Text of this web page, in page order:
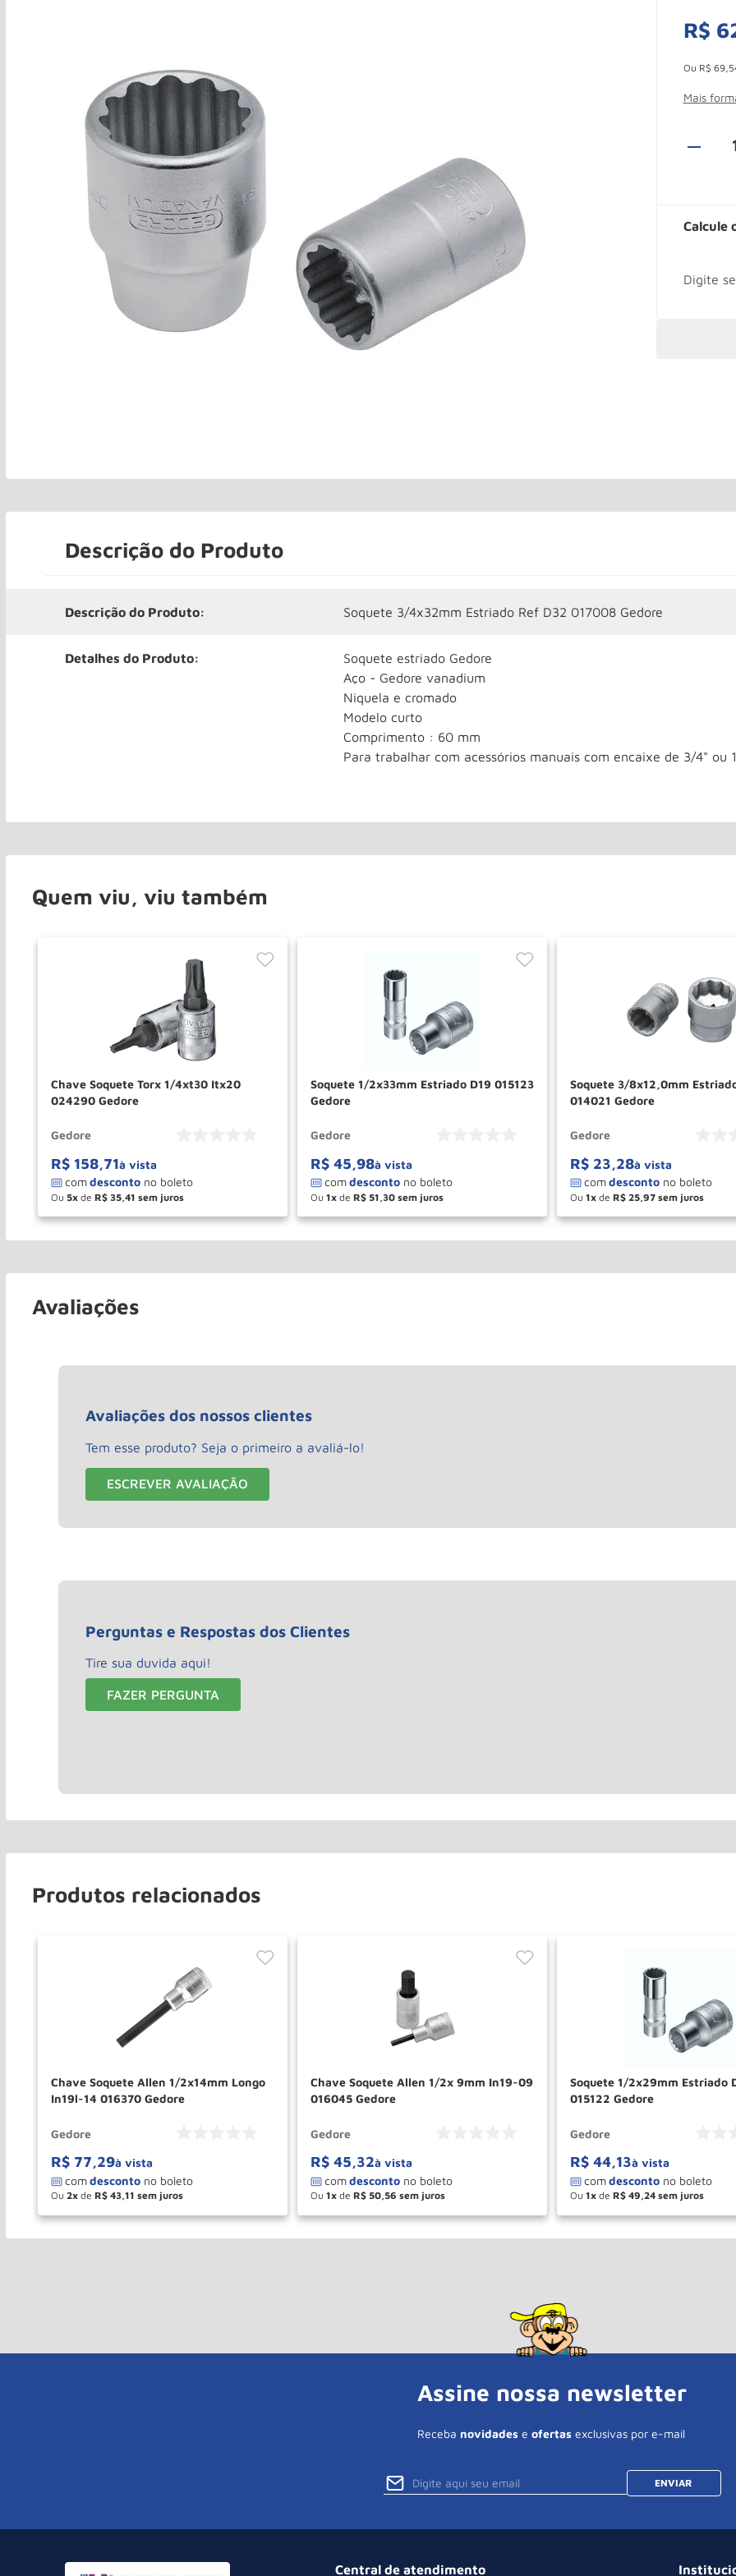
R$
Ou R$ 69,
Mais
Calcule
Descrição do Produto
Descrição do Produto: Soquete 3/4x32mm Estriado Ref D32 017008 Gedore
Detalhes do Produto:
Soquete estriado Gedore
Aço - Gedore vanadium
Niquela e cromado
Modelo curto
Comprimento : 60 mm
Para trabalhar com acessórios manuais com encaixe de 3/4" ou
Quem viu, viu também
Chave Soquete Torx 1/4xt30 Itx20
024290 Gedore
Gedore
R$ 158,71à vista
Ou 5 de R$ 35 41
＋
－ COMPRAR
Soquete 1/2x33mm Estriado D19 015123
Gedore
Gedore
R$ 45,98à vista
Ou 1 de R$ 51 30
＋
－ COMPRAR
Soquete 3/8x12,0mm
014021 Gedore
Gedore
R$ 23,28à vista
Ou 1 de R$ 25 97
＋
－
Avaliações
Avaliações dos nossos clientes
Tem esse produto? Seja o primeiro a avaliá-lo!
ESCREVER AVALIAÇÃO
Perguntas e Respostas dos Clientes
Tire sua duvida aqui!
FAZER PERGUNTA
Produtos relacionados
Chave Soquete Allen 1/2x14mm Longo
In19l-14 016370 Gedore
Gedore
R$ 77,29à vista
Ou 2 de R$ 43,11
＋
－ COMPRAR
Chave Soquete Allen 1/2x 9mm In19-09
016045 Gedore
Gedore
R$ 45,32à vista
Ou 1 de R$ 50,56
＋
－ COMPRAR
Soquete 1/2x29mm Estriado
015122 Gedore
Gedore
R$ 44,13à vista
Ou 1 de R$ 49,24
＋
－
Assine nossa newsletter
Receba novidades e ofertas exclusivas por e-mail
ENVIAR
Central de atendimento